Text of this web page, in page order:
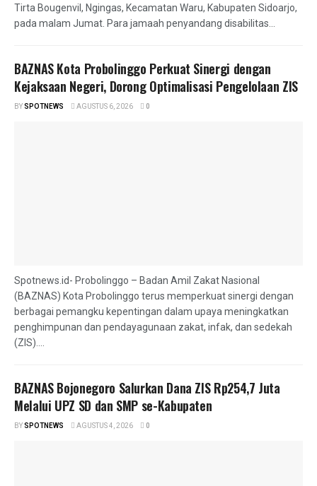
Tirta Bougenvil, Ngingas, Kecamatan Waru, Kabupaten Sidoarjo,
pada malam Jumat. Para jamaah penyandang disabilitas...
BAZNAS Kota Probolinggo Perkuat Sinergi dengan
Kejaksaan Negeri, Dorong Optimalisasi Pengelolaan ZIS
BYSPOTNEWS AGUSTUS 6, 2026 0
Spotnews.id- Probolinggo – Badan Amil Zakat Nasional
(BAZNAS) Kota Probolinggo terus memperkuat sinergi dengan
berbagai pemangku kepentingan dalam upaya meningkatkan
penghimpunan dan pendayagunaan zakat, infak, dan sedekah
(ZIS)....
BAZNAS Bojonegoro Salurkan Dana ZIS Rp254,7 Juta
Melalui UPZ SD dan SMP se-Kabupaten
BYSPOTNEWS AGUSTUS 4, 2026 0